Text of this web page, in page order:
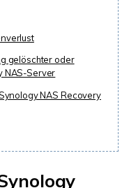
gelöschter oder
NAS-Server
NAS Recovery